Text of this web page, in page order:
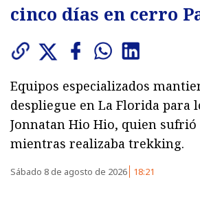
cinco días en cerro
Equipos especializados
despliegue en La Florida para
Jonnatan Hio Hio, quien sufrió
mientras realizaba trekking.
Sábado 8 de agosto de 2026 18:21